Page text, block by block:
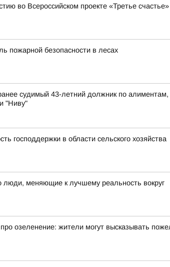
во Всероссийском проекте «Третье счастье»
пожарной безопасности в лесах
судимый 43-летний должник по
"Ниву"
господдержки в области сельского хозяйства
меняющие к лучшему реальность вокруг
озеленение: жители могут высказывать